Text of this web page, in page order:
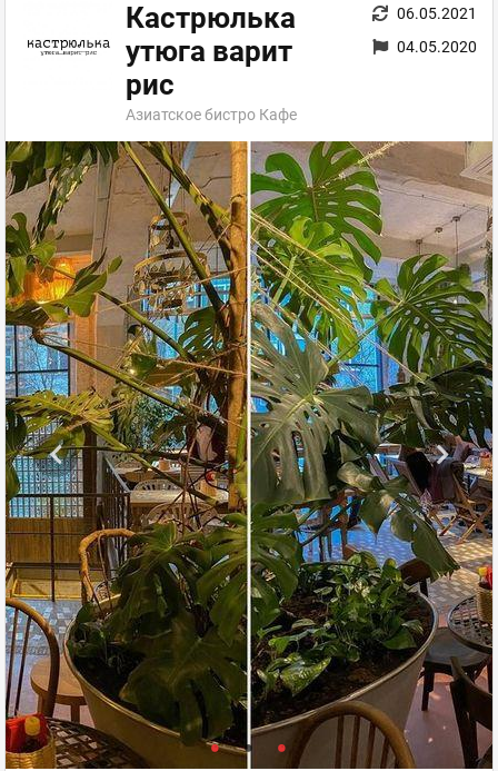
Кастрюлька
утюга варит
рис
Азиатское бистро Кафе
06.05.2021
04.05.2020